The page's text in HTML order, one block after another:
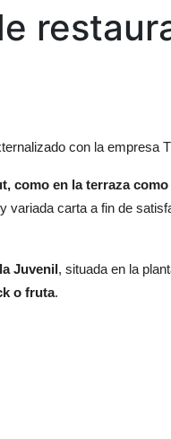
con la empresa
como en la terraza
variada carta a fin de
Juvenil , situada en la
o fruta.